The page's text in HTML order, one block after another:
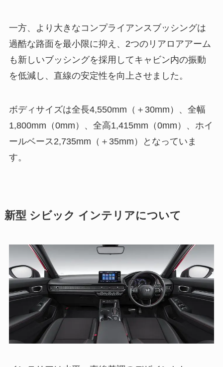
一方、より大きなコンプライアンスブッシングは
過酷な路面を最小限に抑え、2つのリアロアアーム
も新しいブッシングを採用してキャビン内の振動
を低減し、直線の安定性を向上させました。
ボディサイズは全長4,550mm（＋30mm）、全幅
1,800mm（0mm）、全高1,415mm（0mm）、ホイ
ールベース2,735mm（＋35mm）となっていま
す。
新型 シビック インテリアについて